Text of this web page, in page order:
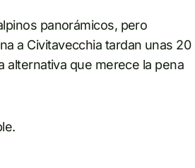
panorámicos, pero
a Civitavecchia tardan unas 20
alternativa que merece la pena